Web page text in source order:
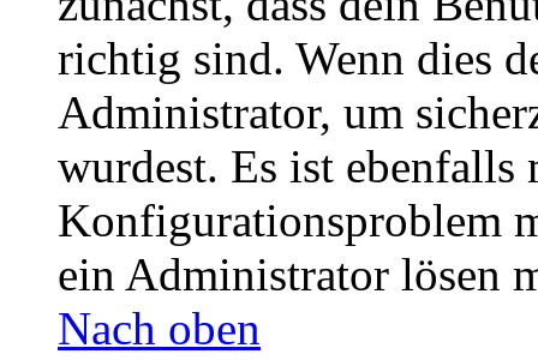
richtig sind. Wenn dies
Administrator, um
wurdest. Es ist ebenfalls
Konfigurationsproblem
ein Administrator lösen
Nach oben